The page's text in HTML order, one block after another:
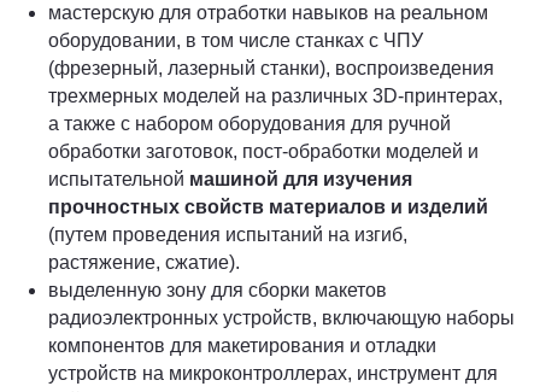
мастерскую для отработки навыков на реальном
оборудовании, в том числе станках с ЧПУ
(фрезерный, лазерный станки), воспроизведения
трехмерных моделей на различных 3D-принтерах,
а также с набором оборудования для ручной
обработки заготовок, пост-обработки моделей и
испытательной машиной для изучения
прочностных свойств материалов и изделий
(путем проведения испытаний на изгиб,
растяжение, сжатие).
выделенную зону для сборки макетов
радиоэлектронных устройств, включающую наборы
компонентов для макетирования и отладки
устройств на микроконтроллерах, инструмент для